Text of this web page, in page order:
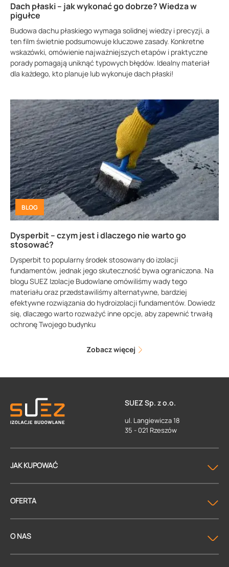
Dach płaski – jak wykonać go dobrze? Wiedza w
pigułce
Budowa dachu płaskiego wymaga solidnej wiedzy i precyzji, a
ten film świetnie podsumowuje kluczowe zasady. Konkretne
wskazówki, omówienie najważniejszych etapów i praktyczne
porady pomagają uniknąć typowych błędów. Idealny materiał
dla każdego, kto planuje lub wykonuje dach płaski!
BLOG
Dysperbit – czym jest i dlaczego nie warto go
stosować?
Dysperbit to popularny środek stosowany do izolacji
fundamentów, jednak jego skuteczność bywa ograniczona. Na
blogu SUEZ Izolacje Budowlane omówiliśmy wady tego
materiału oraz przedstawiliśmy alternatywne, bardziej
efektywne rozwiązania do hydroizolacji fundamentów. Dowiedz
się, dlaczego warto rozważyć inne opcje, aby zapewnić trwałą
ochronę Twojego budynku
Zobacz więcej
SUEZ Sp. z o.o.
ul. Langiewicza 18
35 - 021 Rzeszów
JAK KUPOWAĆ
OFERTA
O NAS